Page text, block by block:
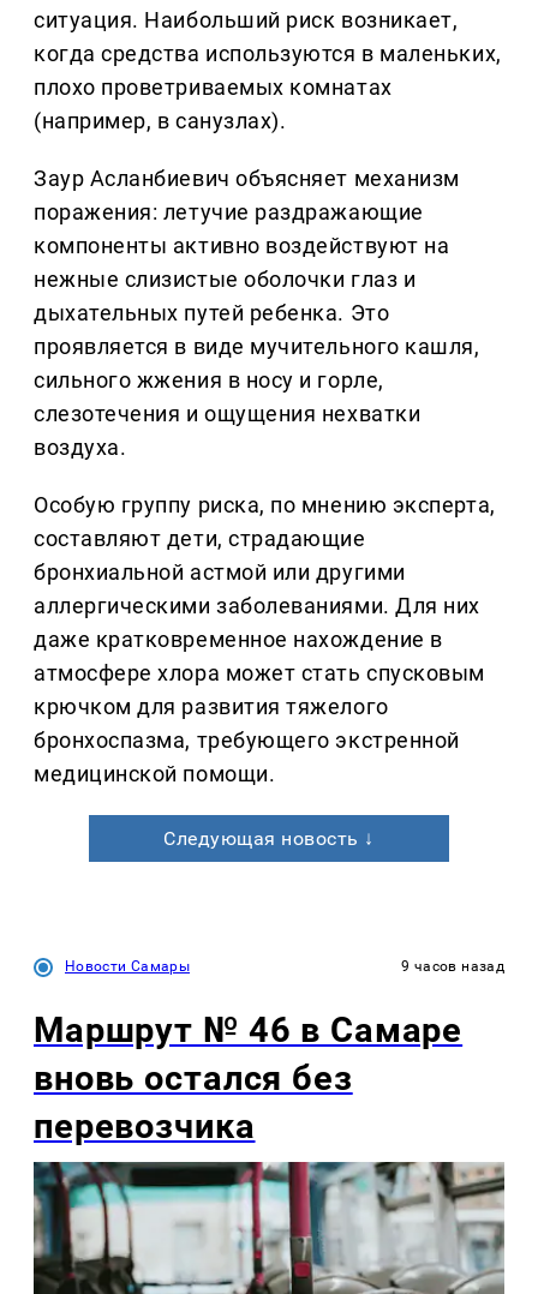
ситуация. Наибольший риск возникает,
когда средства используются в маленьких,
плохо проветриваемых комнатах
(например, в санузлах).
Заур Асланбиевич объясняет механизм
поражения: летучие раздражающие
компоненты активно воздействуют на
нежные слизистые оболочки глаз и
дыхательных путей ребенка. Это
проявляется в виде мучительного кашля,
сильного жжения в носу и горле,
слезотечения и ощущения нехватки
воздуха.
Особую группу риска, по мнению эксперта,
составляют дети, страдающие
бронхиальной астмой или другими
аллергическими заболеваниями. Для них
даже кратковременное нахождение в
атмосфере хлора может стать спусковым
крючком для развития тяжелого
бронхоспазма, требующего экстренной
медицинской помощи.
Следующая новость ↓
Новости Самары 9 часов назад
Маршрут № 46 в Самаре
вновь остался без
перевозчика